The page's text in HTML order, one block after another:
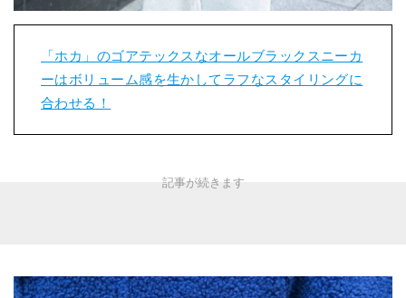
「ホカ」のゴアテックスなオールブラックスニーカ
ーはボリューム感を生かしてラフなスタイリングに
合わせる！